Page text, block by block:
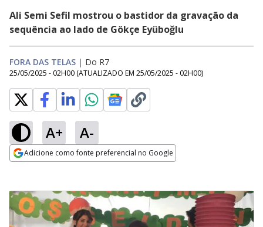
Ali Semi Sefil mostrou o bastidor da gravação da
sequência ao lado de Gökçe Eyüboğlu
FORA DAS TELAS | Do R7
25/05/2025 - 02H00 (ATUALIZADO EM 25/05/2025 - 02H00)
A+ A-
Adicione como fonte preferencial no Google